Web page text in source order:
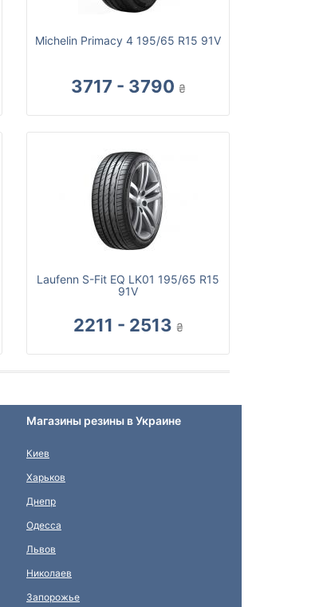
Michelin Primacy 4 195/65 R15 91V
3717 - 3790 ₴
Laufenn S-Fit EQ LK01 195/65 R15
91V
2211 - 2513 ₴
Магазины резины в Украине
Киев
Харьков
Днепр
Одесса
Львов
Николаев
Запорожье